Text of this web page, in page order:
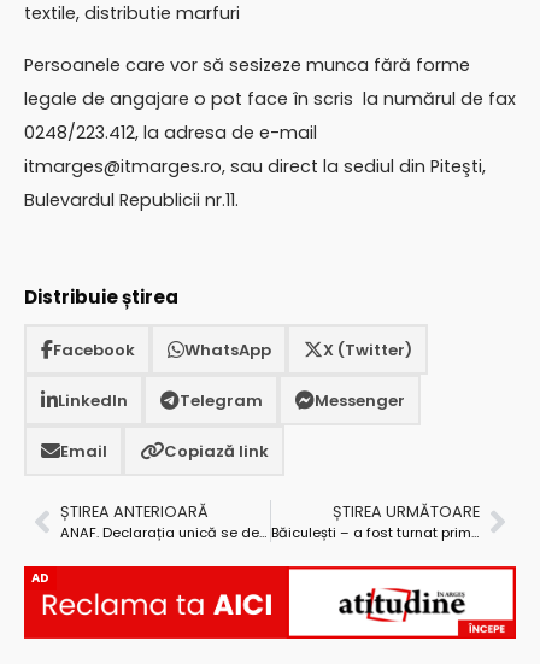
textile, distributie marfuri
Persoanele care vor să sesizeze munca fără forme
legale de angajare o pot face în scris la numărul de fax
0248/223.412, la adresa de e-mail
itmarges@itmarges.ro, sau direct la sediul din Piteşti,
Bulevardul Republicii nr.11.
Distribuie știrea
Facebook WhatsApp X (Twitter)
LinkedIn Telegram Messenger
Email Copiază link
ȘTIREA ANTERIOARĂ
ANAF. Declarația unică se depune până la data de 31 iulie 2019
ȘTIREA URMĂTOARE
Băiculești – a fost turnat primul kilometru de asfalt pe DJ 704H
AD